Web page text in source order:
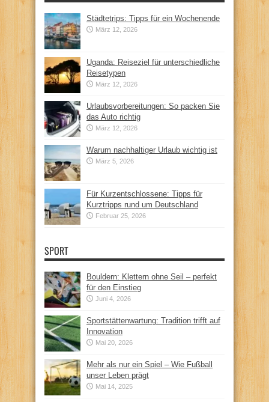
Städtetrips: Tipps für ein Wochenende
März 12, 2026
Uganda: Reiseziel für unterschiedliche
Reisetypen
März 12, 2026
Urlaubsvorbereitungen: So packen Sie
das Auto richtig
März 12, 2026
Warum nachhaltiger Urlaub wichtig ist
März 5, 2026
Für Kurzentschlossene: Tipps für
Kurztripps rund um Deutschland
Februar 25, 2026
SPORT
Bouldern: Klettern ohne Seil – perfekt
für den Einstieg
Juni 4, 2026
Sportstättenwartung: Tradition trifft auf
Innovation
Mai 20, 2026
Mehr als nur ein Spiel – Wie Fußball
unser Leben prägt
Mai 14, 2025